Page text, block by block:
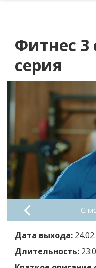
Фитнес 3
серия
Дата выхода:
Длительность: